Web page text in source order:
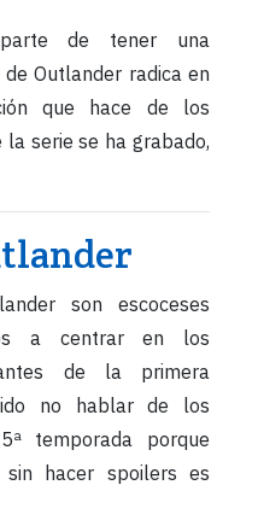
de tener una
Outlander radica en
que hace de los
la serie se ha grabado,
son escoceses
a centrar en los
de la primera
no hablar de los
temporada porque
hacer spoilers es